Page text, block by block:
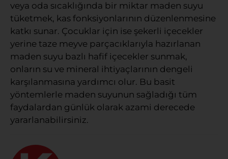
veya oda sıcaklığında bir miktar maden suyu
tüketmek, kas fonksiyonlarının düzenlenmesine
katkı sunar. Çocuklar için ise şekerli içecekler
yerine taze meyve parçacıklarıyla hazırlanan
maden suyu bazlı hafif içecekler sunmak,
onların su ve mineral ihtiyaçlarının dengeli
karşılanmasına yardımcı olur. Bu basit
yöntemlerle maden suyunun sağladığı tüm
faydalardan günlük olarak azami derecede
yararlanabilirsiniz.